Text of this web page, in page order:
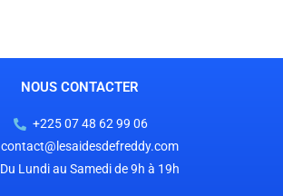
NOUS CONTACTER
+225 07 48 62 99 06
contact@lesaidesdefreddy.com
Du Lundi au Samedi de 9h à 19h